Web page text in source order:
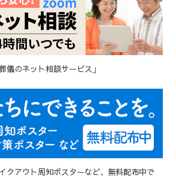
儀のネット相談サービス」
クアウト周知ポスターなど、無料配布中で